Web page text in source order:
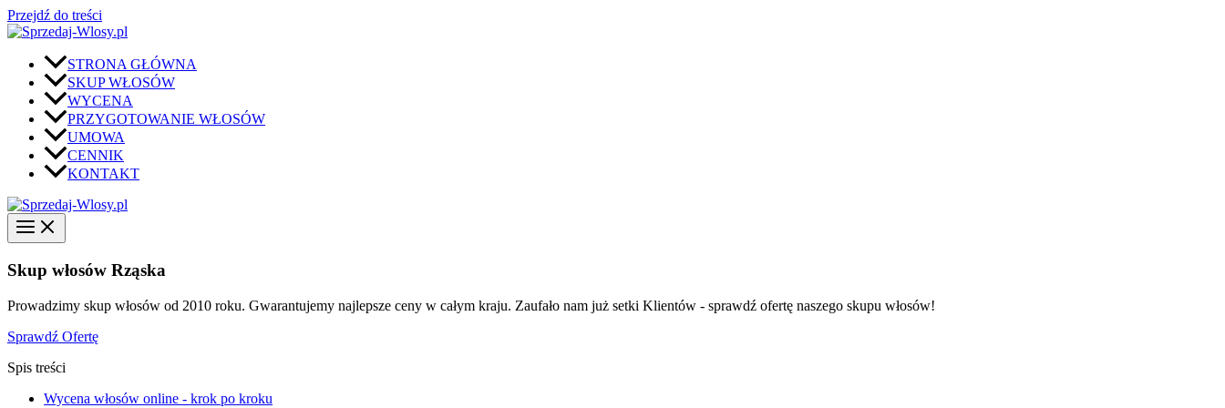
Przejdź do treści
STRONA GŁÓWNA
SKUP WŁOSÓW
WYCENA
PRZYGOTOWANIE WŁOSÓW
UMOWA
CENNIK
KONTAKT
Skup włosów Rząska
Prowadzimy skup włosów od 2010 roku. Gwarantujemy najlepsze ceny w całym kraju. Zaufało nam już setki Klientów - sprawdź ofertę naszego skupu włosów!
Sprawdź Ofertę
Spis treści
Wycena włosów online - krok po kroku